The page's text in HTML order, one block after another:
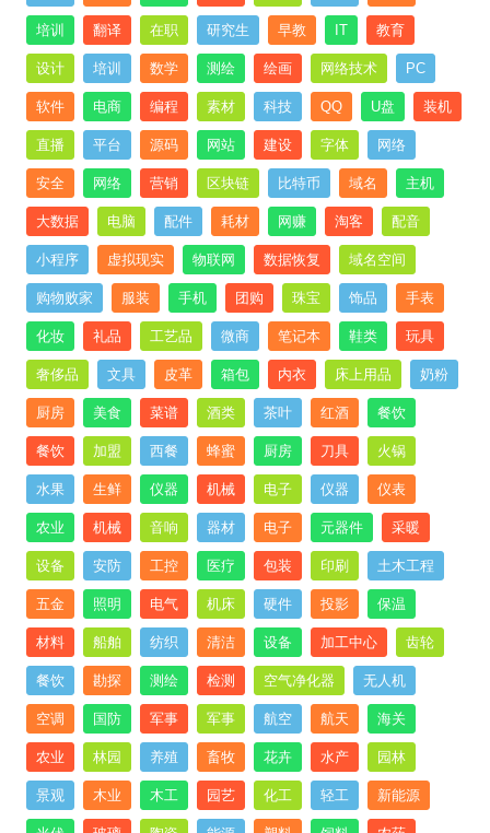
培训 翻译 在职 研究生 早教 IT 教育
设计 培训 数学 测绘 绘画 网络技术 PC
软件 电商 编程 素材 科技 QQ U盘 装机
直播 平台 源码 网站 建设 字体 网络
安全 网络 营销 区块链 比特币 域名 主机
大数据 电脑 配件 耗材 网赚 淘客 配音
小程序 虚拟现实 物联网 数据恢复 域名空间
购物败家 服装 手机 团购 珠宝 饰品 手表
化妆 礼品 工艺品 微商 笔记本 鞋类 玩具
奢侈品 文具 皮革 箱包 内衣 床上用品 奶粉
厨房 美食 菜谱 酒类 茶叶 红酒 餐饮
餐饮 加盟 西餐 蜂蜜 厨房 刀具 火锅
水果 生鲜 仪器 机械 电子 仪器 仪表
农业 机械 音响 器材 电子 元器件 采暖
设备 安防 工控 医疗 包装 印刷 土木工程
五金 照明 电气 机床 硬件 投影 保温
材料 船舶 纺织 清洁 设备 加工中心 齿轮
餐饮 勘探 测绘 检测 空气净化器 无人机
空调 国防 军事 军事 航空 航天 海关
农业 林园 养殖 畜牧 花卉 水产 园林
景观 木业 木工 园艺 化工 轻工 新能源